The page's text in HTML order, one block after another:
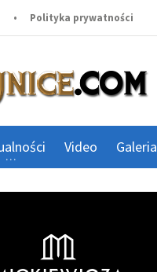
• Polityka prywatności
Video Galeria